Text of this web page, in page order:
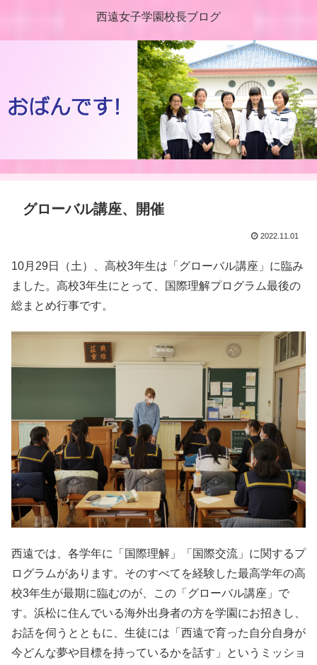
西遠女子学園校長ブログ
グローバル講座、開催
2022.11.01
10月29日（土）、高校3年生は「グローバル講座」に臨み
ました。高校3年生にとって、国際理解プログラム最後の
総まとめ行事です。
西遠では、各学年に「国際理解」「国際交流」に関するプ
ログラムがあります。そのすべてを経験した最高学年の高
校3年生が最期に臨むのが、この「グローバル講座」で
す。浜松に住んでいる海外出身者の方を学園にお招きし、
お話を伺うとともに、生徒には「西遠で育った自分自身が
今どんな夢や目標を持っているかを話す」というミッショ